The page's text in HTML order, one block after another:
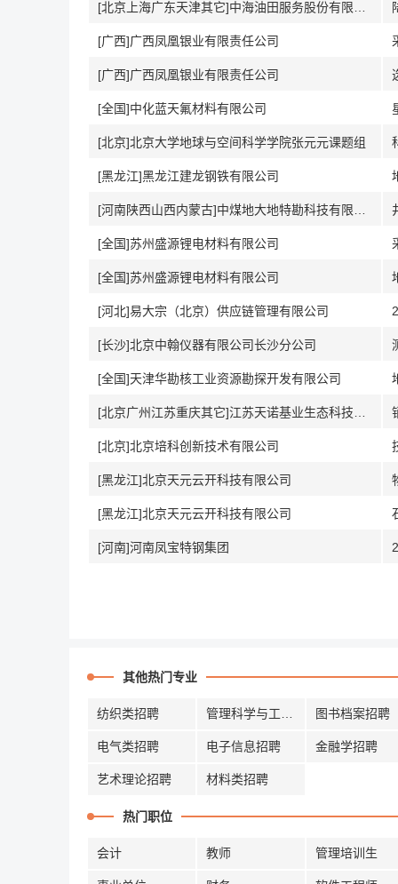
[广西]广西凤凰银业有限责任公司
[广西]广西凤凰银业有限责任公司
[全国]中化蓝天氟材料有限公司
[北京]北京大学地球与空间科学学院张元元课题组
[黑龙江]黑龙江建龙钢铁有限公司
[全国]苏州盛源锂电材料有限公司
[全国]苏州盛源锂电材料有限公司
[河北]易大宗（北京）供应链管理有限公司
[长沙]北京中翰仪器有限公司长沙分公司
[全国]天津华勘核工业资源勘探开发有限公司
[北京]北京培科创新技术有限公司
[黑龙江]北京天元云开科技有限公司
[黑龙江]北京天元云开科技有限公司
[河南]河南凤宝特钢集团
其他热门专业
纺织类招聘 图书档案招聘
电气类招聘 电子信息招聘 金融学招聘
艺术理论招聘 材料类招聘
热门职位
会计 教师 管理培训生